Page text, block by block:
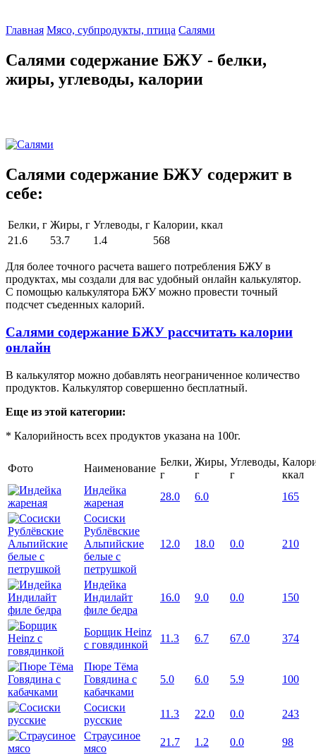
Главная Мясо, субпродукты, птица Салями
Салями содержание БЖУ - белки,
жиры, углеводы, калории
Салями содержание БЖУ содержит в
себе:
Белки, г Жиры, г Углеводы, г Калории, ккал
21.6
53.7 1.4 568
Для более точного расчета вашего потребления БЖУ в
продуктах, мы создали для вас удобный онлайн калькулятор.
С помощью калькулятора БЖУ можно провести точный
подсчет съеденных калорий.
Салями содержание БЖУ рассчитать калории
онлайн
В калькулятор можно добавлять неограниченное количество
продуктов. Калькулятор совершенно бесплатный.
Еще из этой категории:
* Калорийность всех продуктов указана на 100г.
Фото Наименование
Белки,
г
Жиры,
г
Углеводы,
г
ккал
Индейка
жареная
28.0 6.0
165
Сосиски
Рублёвские
Альпийские
белые с
петрушкой
12.0 18.0 0.0 210
Индейка
Индилайт
филе бедра
16.0 9.0 0.0 150
Борщик Heinz
с говядинкой
11.3 6.7 67.0 374
Пюре Тёма
Говядина с
кабачками
5.0 6.0 5.9 100
Сосиски
русские
11.3 22.0 0.0
243
Страусиное
мясо
21.7 1.2 0.0
98